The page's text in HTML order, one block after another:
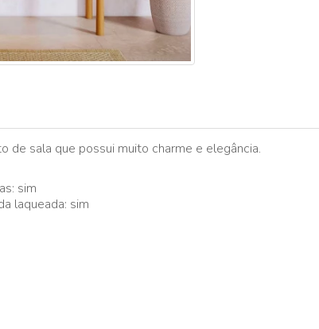
de sala que possui muito charme e elegância.
sim
laqueada: sim